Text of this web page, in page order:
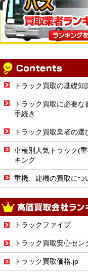
トラック買取の基礎知
トラック買取に必要な
手続き
トラック買取業者の選
車種別人気トラック(
キング
重機、建機の買取につ
トラックファイブ
トラック買取安心セン
トラック買取価格.jp